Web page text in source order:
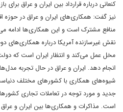
کنعانی درباره قرارداد بین ایران و عراق برای
نیز گفت: همکاری‌های ایران و عراق در حوزه
منافع مشترک است و این همکاری‌ها ادامه
نقش غیرسازنده آمریکا درباره همکاری‌های
مخل عمل می‌کند و انتظار ایران است که دولت
انجام دهد. ایران و عراق در حال تجربه
شیوه‌های همکاری با کشورهای مختلف دنیاست
جدید و مورد توجه در تعاملات تجاری
است. مذاکرات و همکاری‌ها بین ایران و